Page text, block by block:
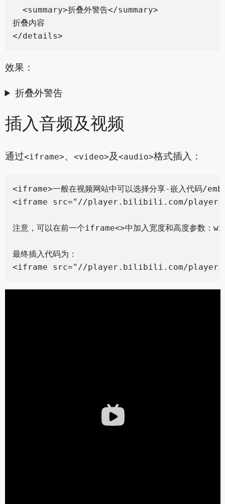
  <summary>折叠外警告</summary>
折叠内容
效果：
折叠外警告
插入音频及视频
通过<iframe>、 <video>及<audio>格式插入：
<iframe>一般在视频网站中可以选择分享-嵌入代码/
<iframe src="//player.bilibili.com/
注意，可以在前一个iframe<>中加入宽度和高度参数
最终插入代码为：